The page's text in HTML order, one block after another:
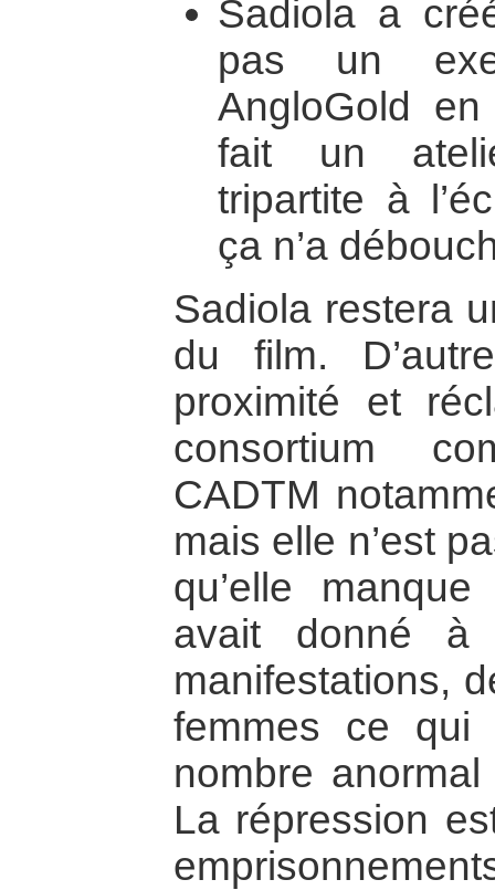
Sadiola a
pas un
AngloGold
fait un
tripartite à
ça n’a
Sadiola restera
du film.
proximité et
consortium
CADTM
mais elle n’est
qu’elle
avait donné à
manifestations,
femmes ce qui
nombre
La répression